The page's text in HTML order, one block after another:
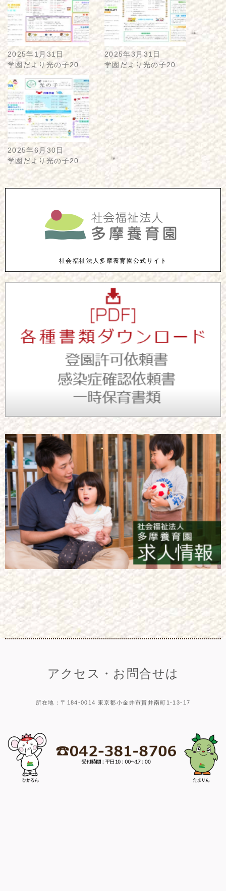
2025年1月31日
学園だより光の子20…
2025年3月31日
学園だより光の子20…
2025年6月30日
学園だより光の子20…
社会福祉法人多摩養育園公式サイト
アクセス・お問合せは
所在地：〒184-0014 東京都小金井市貫井南町1-13-17